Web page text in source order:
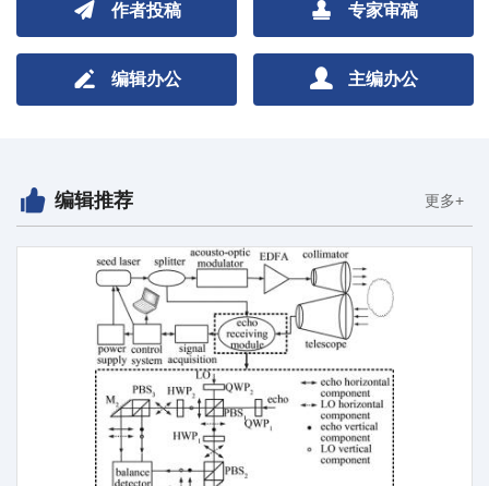
作者投稿 专家审稿
编辑办公 主编办公
编辑推荐 更多+